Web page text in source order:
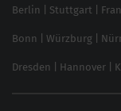
SEO für Online
Brand Monitoring
Berlin Stuttgart
Bonn Würzburg
Dresden Hannover